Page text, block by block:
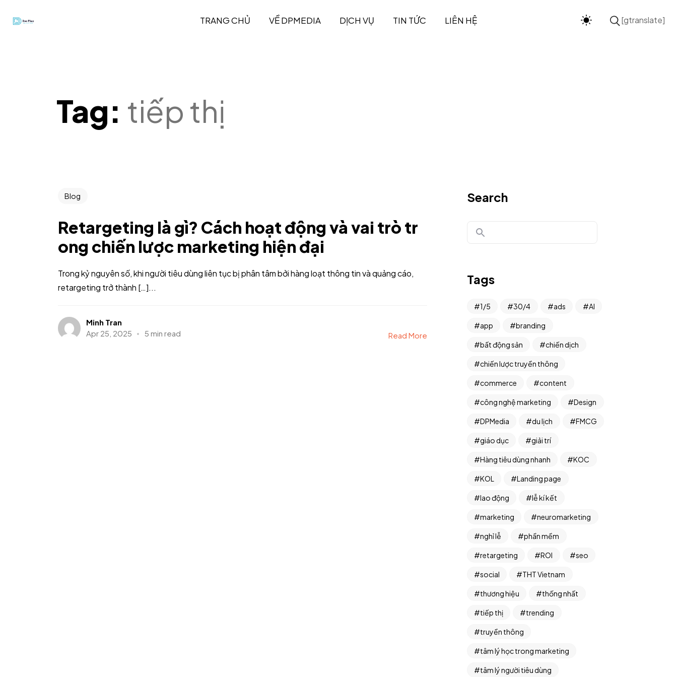
TRANG CHỦ VỀ DPMEDIA DỊCH VỤ TIN TỨC LIÊN HỆ [gtranslate]
Tag: tiếp thị
Blog
Retargeting là gì? Cách hoạt động và vai trò tr
ong chiến lược marketing hiện đại
Trong kỷ nguyên số, khi người tiêu dùng liên tục bị phân tâm bởi hàng loạt thông tin và quảng cáo,
retargeting trở thành […]...
Minh Tran
Apr 25, 2025
5 min read Read More
Search
Tags
1/5 30/4 ads AI
app branding
bất động sản chiến dịch
chiến lược truyền thông
commerce content
công nghệ marketing Design
DPMedia du lịch FMCG
giáo dục giải trí
Hàng tiêu dùng nhanh KOC
KOL Landing page
lao động lễ kí kết
marketing neuromarketing
nghỉ lễ phần mềm
retargeting ROI seo
social THT Vietnam
thương hiệu thống nhất
tiếp thị trending
truyền thông
tâm lý học trong marketing
tâm lý người tiêu dùng